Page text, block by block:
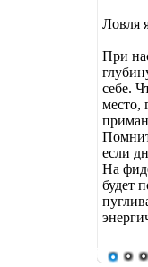
Ловля
При
себе.
место,
если
На
будет